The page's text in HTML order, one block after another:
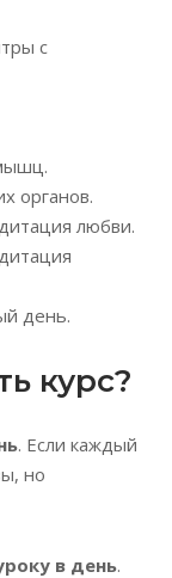
с
органов.
любви.
день.
курс?
. Если каждый
но
в день.